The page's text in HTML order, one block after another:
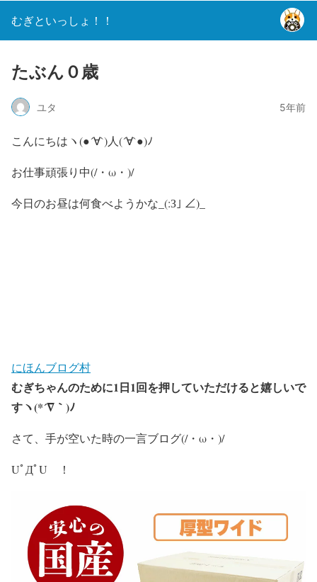
むぎといっしょ！！
たぶん０歳
ユタ 5年前
こんにちはヽ(●´∀`)人(´∀`●)ﾉ
お仕事頑張り中(/・ω・)/
今日のお昼は何食べようかな_(:З｣ ∠)_
にほんブログ村
むぎちゃんのために1日1回を押していただけると嬉しいで
すヽ(*´∇ ｀ )ﾉ
さて、手が空いた時の一言ブログ(/・ω・)/
UﾟДﾟU ！